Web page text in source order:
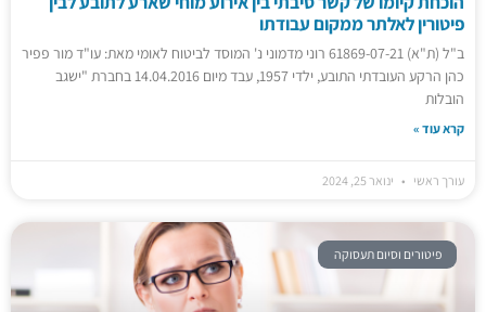
פיטורין לאלתר ממקום עבודתו
ב"ל (ת"א) 61869-07-21 רוני מדמוני נ' המוסד לביטוח לאומי מאת: עו"ד מור פפיר
כהן הרקע העובדתי התובע, ילדי 1957, עבד מיום 14.04.2016 בחברת "ישגב
הובלות
קרא עוד »
עורך ראשי ינואר 25, 2024
פיטורים וסיום תעסוקה